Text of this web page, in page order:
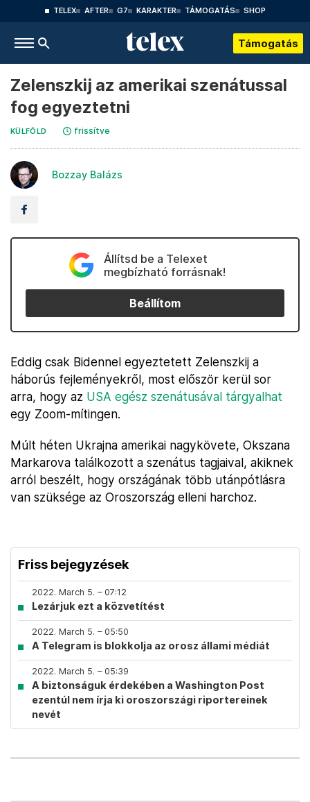
TELEX AFTER G7 KARAKTER TÁMOGATÁS SHOP
Támogatás
Zelenszkij az amerikai szenátussal
fog egyeztetni
KÜLFÖLD frissítve
Bozzay Balázs
Állítsd be a Telexet
megbízható forrásnak!
Beállítom
Eddig csak Bidennel egyeztetett Zelenszkij a
háborús fejleményekről, most először kerül sor
arra, hogy az USA egész szenátusával tárgyalhat
egy Zoom-mítingen.
Múlt héten Ukrajna amerikai nagykövete, Okszana
Markarova találkozott a szenátus tagjaival, akiknek
arról beszélt, hogy országának több utánpótlásra
van szüksége az Oroszország elleni harchoz.
Friss bejegyzések
2022. March 5. – 07:12
Lezárjuk ezt a közvetítést
2022. March 5. – 05:50
A Telegram is blokkolja az orosz állami médiát
2022. March 5. – 05:39
A biztonságuk érdekében a Washington Post
ezentúl nem írja ki oroszországi riportereinek
nevét